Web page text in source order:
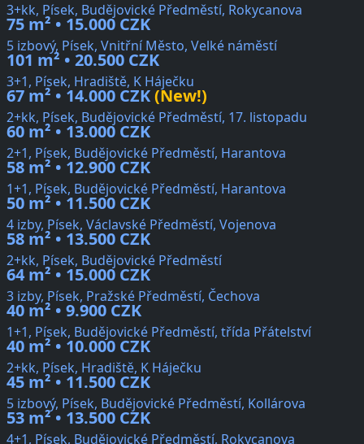
3+kk, Písek, Budějovické Předměstí, Rokycanova
75 m² • 15.000 CZK
5 izbový, Písek, Vnitřní Město, Velké náměstí
101 m² • 20.500 CZK
3+1, Písek, Hradiště, K Háječku
67 m² • 14.000 CZK(New!)
2+kk, Písek, Budějovické Předměstí, 17. listopadu
60 m² • 13.000 CZK
2+1, Písek, Budějovické Předměstí, Harantova
58 m² • 12.900 CZK
1+1, Písek, Budějovické Předměstí, Harantova
50 m² • 11.500 CZK
4 izby, Písek, Václavské Předměstí, Vojenova
58 m² • 13.500 CZK
2+kk, Písek, Budějovické Předměstí
64 m² • 15.000 CZK
3 izby, Písek, Pražské Předměstí, Čechova
40 m² • 9.900 CZK
1+1, Písek, Budějovické Předměstí, třída Přátelství
40 m² • 10.000 CZK
2+kk, Písek, Hradiště, K Háječku
45 m² • 11.500 CZK
5 izbový, Písek, Budějovické Předměstí, Kollárova
53 m² • 13.500 CZK
4+1, Písek, Budějovické Předměstí, Rokycanova